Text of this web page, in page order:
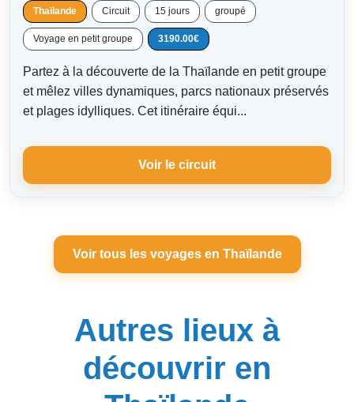
Thaïlande Circuit 15 jours groupé
Voyage en petit groupe 3190.00€
Partez à la découverte de la Thaïlande en petit groupe
et mêlez villes dynamiques, parcs nationaux préservés
et plages idylliques. Cet itinéraire équi...
Voir le circuit
Voir tous les voyages en Thaïlande
Autres lieux à
découvrir en